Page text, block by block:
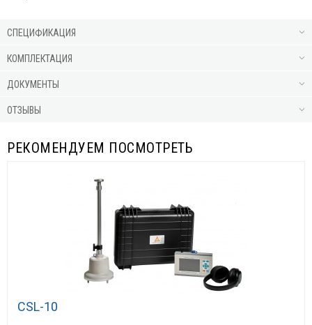
СПЕЦИФИКАЦИЯ
КОМПЛЕКТАЦИЯ
ДОКУМЕНТЫ
ОТЗЫВЫ
РЕКОМЕНДУЕМ ПОСМОТРЕТЬ
CSL-10